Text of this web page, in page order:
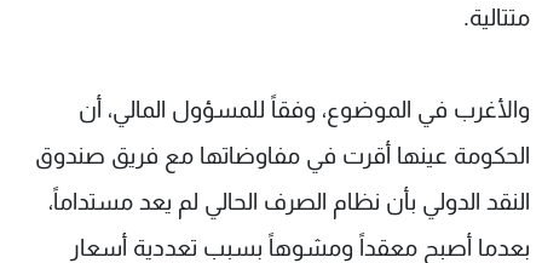
متتالية.
والأغرب في الموضوع، وفقاً للمسؤول المالي، أن
الحكومة عينها أقرت في مفاوضاتها مع فريق صندوق
النقد الدولي بأن نظام الصرف الحالي لم يعد مستداماً،
بعدما أصبح معقداً ومشوهاً بسبب تعددية أسعار